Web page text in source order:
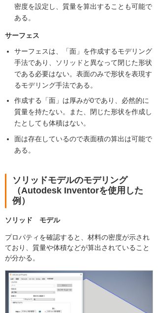
密度を設定し、質量を算出することも可能で
ある。
サーフェス
サーフェスは、「面」を作成するモデリング
手法であり、ソリッドと異なって閉じた形状
である必要はない。表面のみで形状を表現す
るモデリング手法である。
作成する「面」は厚みが0であり、必然的に
質量を持たない。また、閉じた形状を作成し
たとしても体積はない。
面は存在しているので表面積の算出は可能で
ある。
ソリッドモデルのモデリング
（Autodesk Inventorを使用した
例）
ソリッド モデル
プロパティを確認すると、材料の密度が示され
ており、質量や体積などが算出されていること
が分かる。